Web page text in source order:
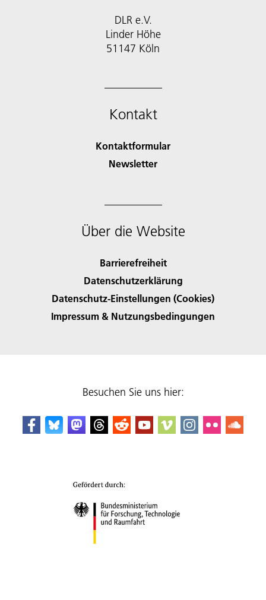
DLR e.V.
Linder Höhe
51147 Köln
Kontakt
Kontaktformular
Newsletter
Über die Website
Barrierefreiheit
Datenschutzerklärung
Datenschutz-Einstellungen (Cookies)
Impressum & Nutzungsbedingungen
Besuchen Sie uns hier: